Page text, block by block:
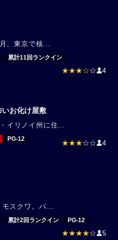
、東京で核...
累計11回ランクイン
★★★☆☆ 4
お化け屋敷
イリノイ州に住...
PG-12 ★★★☆☆ 4
モスクワ。パ...
累計2回ランクイン PG-12
★★★★☆ 5